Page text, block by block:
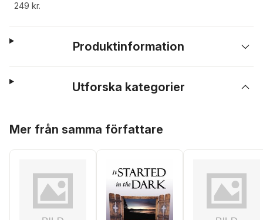
249 kr.
Produktinformation
Utforska kategorier
Mer från samma författare